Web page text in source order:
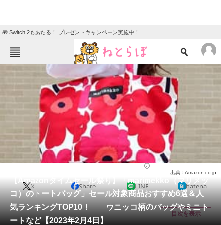
🎁 Switch 2もあたる！ プレゼントキャンペーン実施中！
ねとらぼメニュー
ニュース
クイズ
地域
住まい 教育・育児
リサーチ
メディア
注目記事を集めた総合ページ
【Amazonタイムセール祭り】「marimekko（マリメッ
コ）のトートバッグ」セール対象商品おすすめ6選＆人
気ランキングTOP10！ ウニッコ柄のバッグやミニト
ートなど【2023年2月4日】
出典：Amazon.co.jp
X Share LINE hatena
目次を表示